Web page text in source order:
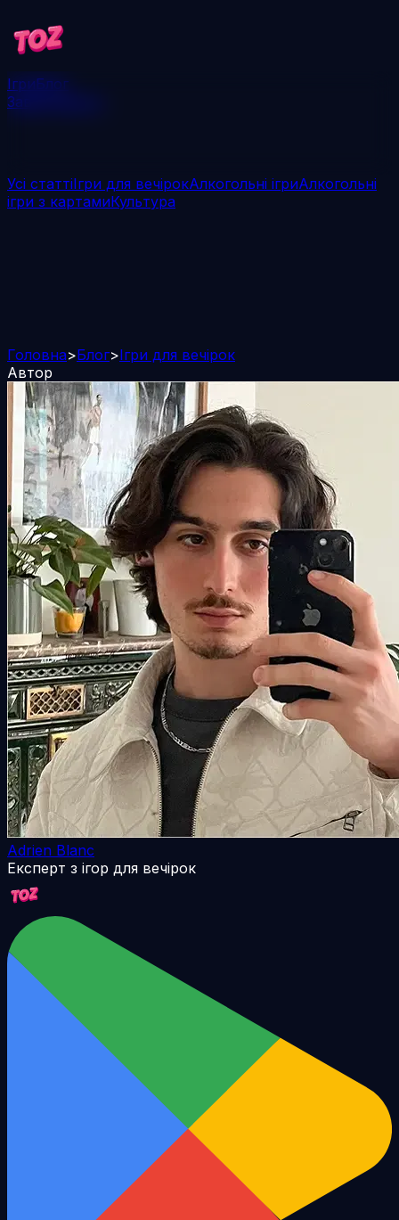
ІгриБлог
Завантажити
Усі статтіІгри для вечірокАлкогольні ігриАлкогольні
ігри з картамиКультура
Головна>Блог>Ігри для вечірок
Автор
Adrien Blanc
Експерт з ігор для вечірок